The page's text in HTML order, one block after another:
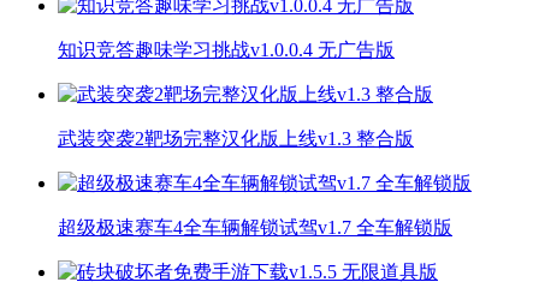
知识竞答趣味学习挑战v1.0.0.4 无广告版
武装突袭2靶场完整汉化版上线v1.3 整合版
超级极速赛车4全车辆解锁试驾v1.7 全车解锁版